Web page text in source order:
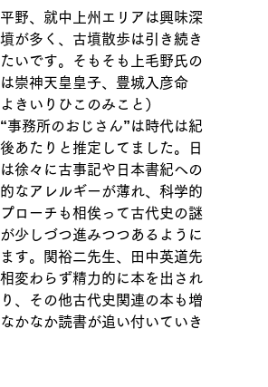
野、就中上州エリアは興味深
が多く、古墳散歩は引き続き
いです。そもそも上毛野氏の
崇神天皇皇子、豊城入彦命
よきいりひこのみこと）
事務所のおじさん”は時代は紀
あたりと推定してました。日
徐々に古事記や日本書紀への
なアレルギーが薄れ、科学的
ローチも相俟って古代史の謎
少しづつ進みつつあるように
す。関裕二先生、田中英道先
変わらず精力的に本を出され
、その他古代史関連の本も増
なかなか読書が追い付いていき